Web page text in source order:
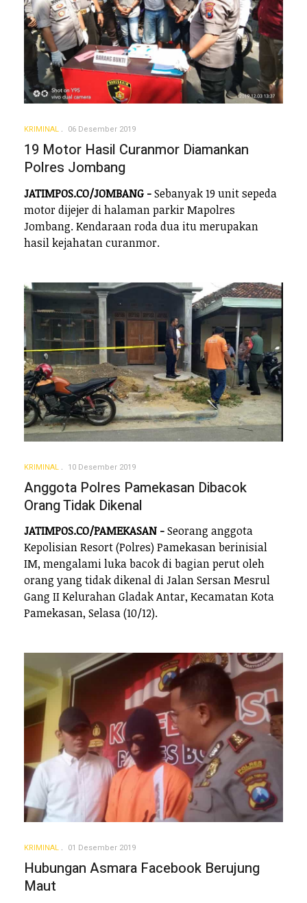
KRIMINAL 06 Desember 2019
19 Motor Hasil Curanmor Diamankan
Polres Jombang
JATIMPOS.CO/JOMBANG -Sebanyak 19 unit sepeda
motor dijejer di halaman parkir Mapolres
Jombang. Kendaraan roda dua itu merupakan
hasil kejahatan curanmor.
KRIMINAL 10 Desember 2019
Anggota Polres Pamekasan Dibacok
Orang Tidak Dikenal
JATIMPOS.CO/PAMEKASAN -Seorang anggota
Kepolisian Resort (Polres) Pamekasan berinisial
IM, mengalami luka bacok di bagian perut oleh
orang yang tidak dikenal di Jalan Sersan Mesrul
Gang II Kelurahan Gladak Antar, Kecamatan Kota
Pamekasan, Selasa (10/12).
KRIMINAL 01 Desember 2019
Hubungan Asmara Facebook Berujung
Maut